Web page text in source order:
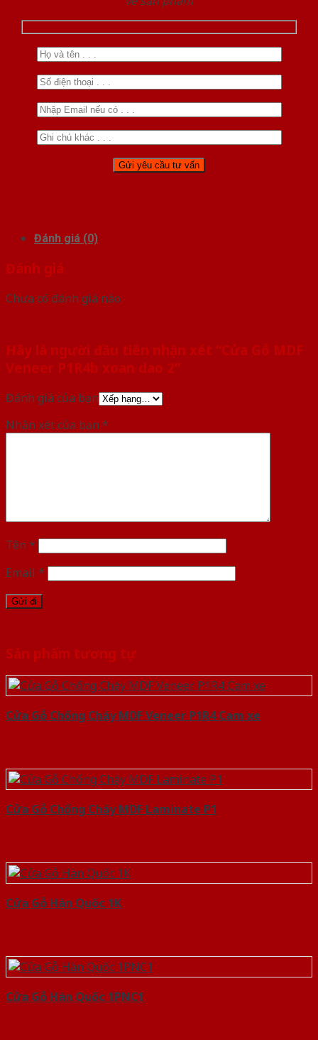
Đánh giá (0)
Đánh giá
Chưa có đánh giá nào.
Hãy là người đầu tiên nhận xét “Cửa Gỗ MDF
Veneer P1R4b xoan dao 2”
Đánh giá của bạn
Nhận xét của bạn *
Tên *
Email *
Sản phẩm tương tự
Cửa Gỗ Chống Cháy MDF Veneer P1R4 Cam xe
Cửa Gỗ Chống Cháy MDF Laminate P1
Cửa Gỗ Hàn Quốc 1K
Cửa Gỗ Hàn Quốc 1PNC1